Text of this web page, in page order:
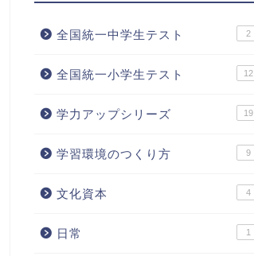
全国統一中学生テスト 2
全国統一小学生テスト 12
学力アップシリーズ 19
学習環境のつくり方 9
文化資本 4
日常 1